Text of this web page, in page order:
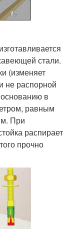
стали.
(изменяет
не распорной
в
равным
При
распирает
прочно